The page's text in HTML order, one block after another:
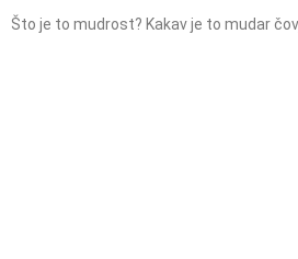
Što je to mudrost? Kakav je to mudar